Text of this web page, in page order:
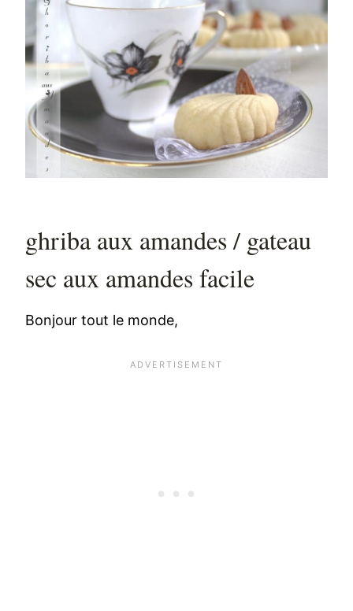
ghriba aux amandes / gateau
sec aux amandes facile
Bonjour tout le monde,